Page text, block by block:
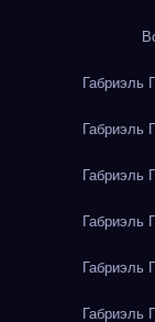
Габриэль
Габриэль
Габриэль
Габриэль
Габриэль
Габриэль